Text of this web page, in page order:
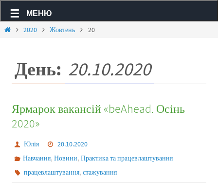
МЕНЮ
2020 Жовтень 20
День: 20.10.2020
Ярмарок вакансій «beAhead. Осінь
2020»
Юлія
20.10.2020
Навчання,Новини,Практика та працевлаштування
працевлаштування,стажування